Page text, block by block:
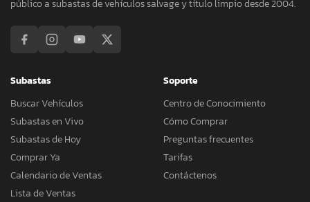
público a subastas de vehículos salvage y título limpio desde 2004.
Subastas
Buscar Vehículos
Subastas en Vivo
Subastas de Hoy
Comprar Ya
Calendario de Ventas
Lista de Ventas
Soporte
Centro de Conocimiento
Cómo Comprar
Preguntas frecuentes
Tarifas
Contáctenos